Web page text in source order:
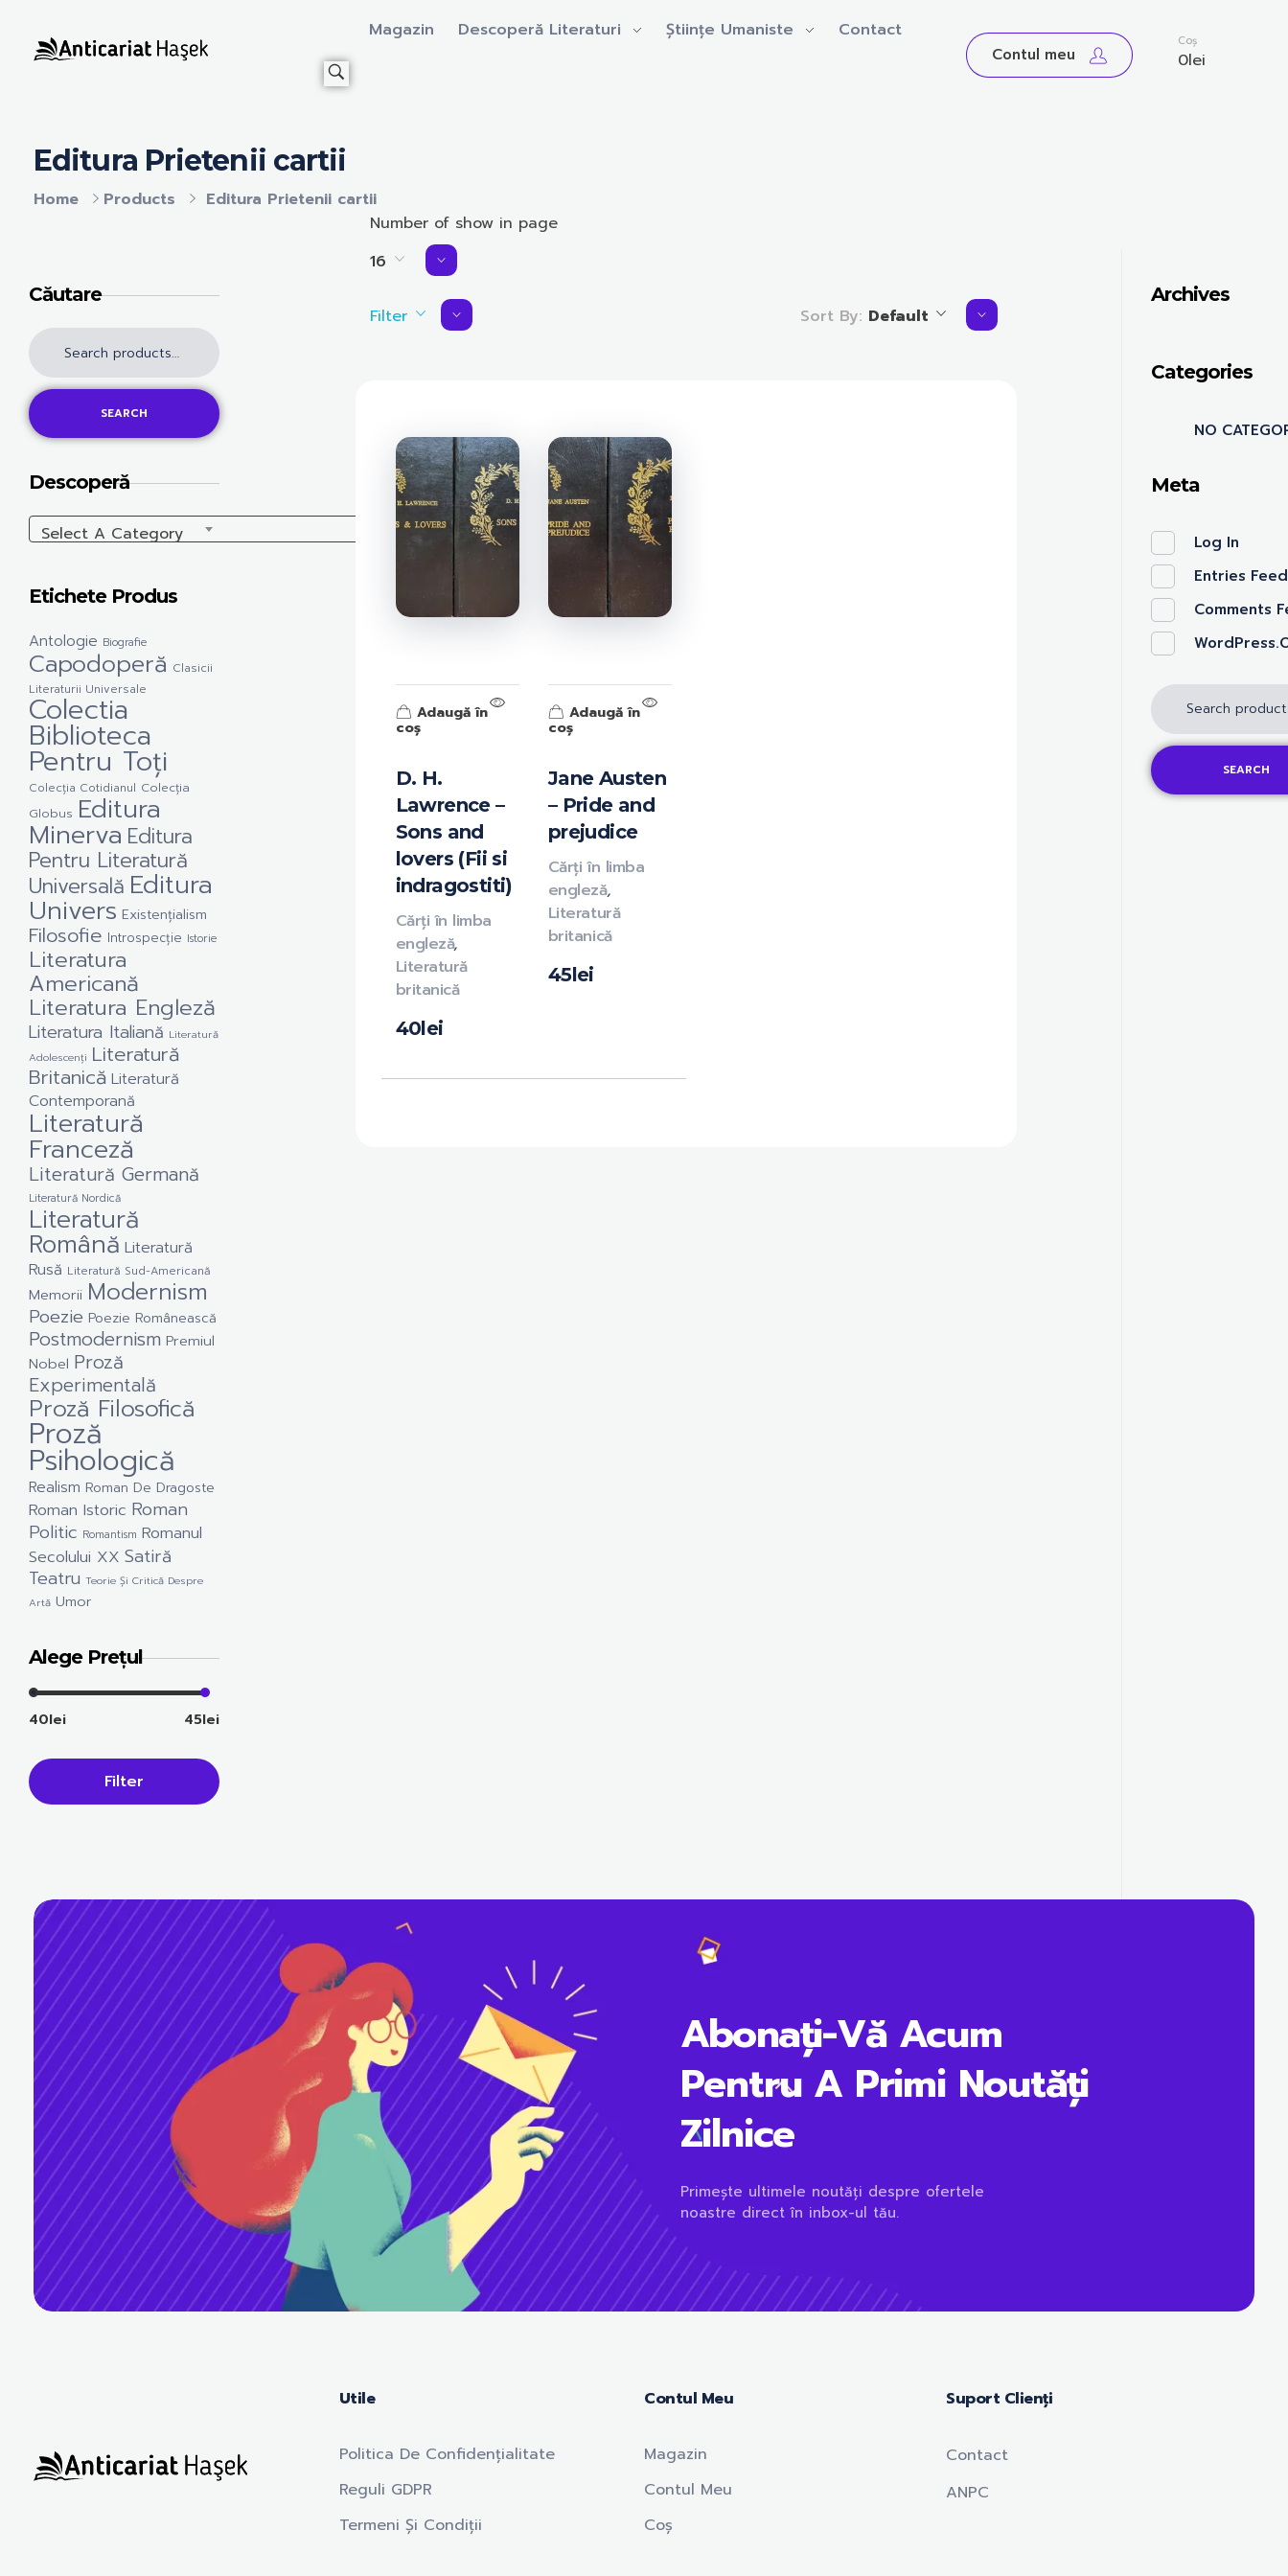
Magazin Descoperă Literaturi Științe Umaniste Contact
Contul meu
Coș
0lei
Home Products Editura Prietenii cartii
Editura Prietenii cartii
Number of show in page
16
Sort By: Default
Filter
ISBN-10:
ISBN-13:
Goodreads:
Author(s):
Publisher:
Published:
Information from Goodreads.com
D. H.
Lawrence –
Sons and
lovers (Fii si
indragostiti)
40lei
Cărți în limba
engleză,
Literatură
britanică
Adaugă în
coș
Jane Austen
– Pride and
prejudice
45lei
Cărți în limba
engleză,
Literatură
britanică
Adaugă în
coș
Căutare
SEARCH
Descoperă
Select A Category
Etichete Produs
Antologie Biografie
Capodoperă Clasicii
Literaturii Universale
Colectia
Biblioteca
Pentru Toți
Colecția Cotidianul Colecția
Globus Editura
Minerva Editura
Pentru Literatură
Universală Editura
Univers Existențialism
Filosofie Introspecție Istorie
Literatura
Americană
Literatura Engleză
Literatura Italiană Literatură
Adolescenți Literatură
Britanică Literatură
Contemporană
Literatură
Franceză
Literatură Germană
Literatură Nordică
Literatură
Română Literatură
Rusă Literatură Sud-Americană
Memorii Modernism
Poezie Poezie Românească
Postmodernism Premiul
Nobel Proză
Experimentală
Proză Filosofică
Proză
Psihologică
Realism Roman De Dragoste
Roman Istoric Roman
Politic Romantism Romanul
Secolului XX Satiră
Teatru Teorie Și Critică Despre
Artă Umor
Alege Prețul
40lei 45lei
Filter
Archives
Categories
NO
Meta
Log In
Entries Feed
Comments
SEARCH
Abonați-Vă Acum
Pentru A Primi Noutăți
Zilnice
Primește ultimele noutăți despre ofertele
noastre direct în inbox-ul tău.
Utile
Politica De Confidențialitate
Reguli GDPR
Termeni Și Condiții
Contul Meu
Magazin
Contul Meu
Coș
Suport Clienți
Contact
ANPC